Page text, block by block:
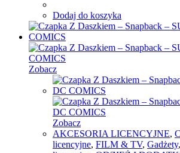
Dodaj do koszyka
Zobacz
Zobacz
AKCESORIA LICENCYJNE,
licencyjne, FILM & TV, Gadżety,